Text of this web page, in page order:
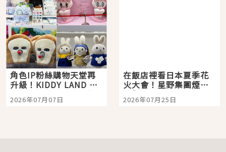
角色IP粉絲購物天堂再
升級！KIDDY LAND 原
宿店吉伊卡哇迎客，新
開幕 OMOKADO 店3分
2026年07月07日
在飯店裡看日本夏季花
火大會！星野集團煙火
景觀飯店6選，讓你不用
人擠人悠閒欣賞
2026年07月25日